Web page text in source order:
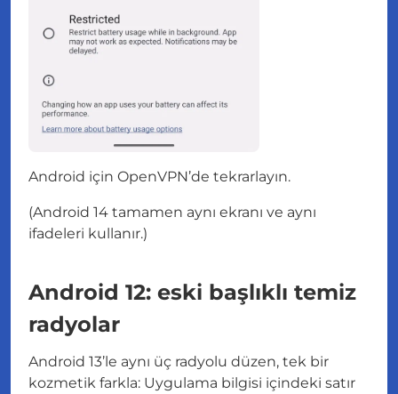
Android için OpenVPN’de tekrarlayın.
(Android 14 tamamen aynı ekranı ve aynı
ifadeleri kullanır.)
Android 12: eski başlıklı temiz
radyolar
Android 13’le aynı üç radyolu düzen, tek bir
kozmetik farkla: Uygulama bilgisi içindeki satır